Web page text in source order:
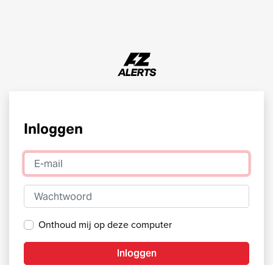
Inloggen
E-mail
Wachtwoord
Onthoud mij op deze computer
Inloggen